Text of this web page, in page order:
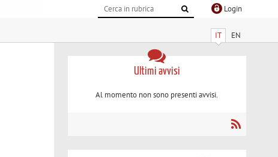
Login
IT EN
Ultimi avvisi
Al momento non sono presenti avvisi.